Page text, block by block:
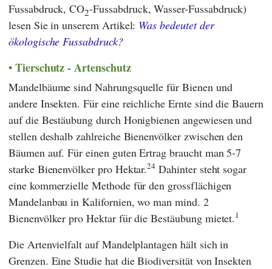
Fussabdruck, CO2-Fussabdruck, Wasser-Fussabdruck)
lesen Sie in unserem Artikel: Was bedeutet der
ökologische Fussabdruck?
Tierschutz - Artenschutz
Mandelbäume sind Nahrungsquelle für Bienen und
andere Insekten. Für eine reichliche Ernte sind die Bauern
auf die Bestäubung durch Honigbienen angewiesen und
stellen deshalb zahlreiche Bienenvölker zwischen den
Bäumen auf. Für einen guten Ertrag braucht man 5-7
starke Bienenvölker pro Hektar.24 Dahinter steht sogar
eine kommerzielle Methode für den grossflächigen
Mandelanbau in Kalifornien, wo man mind. 2
Bienenvölker pro Hektar für die Bestäubung mietet.1
Die Artenvielfalt auf Mandelplantagen hält sich in
Grenzen. Eine Studie hat die Biodiversität von Insekten